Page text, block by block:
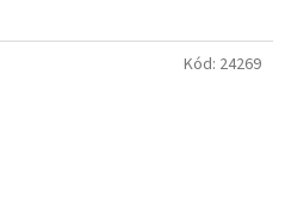
Kód: 24269